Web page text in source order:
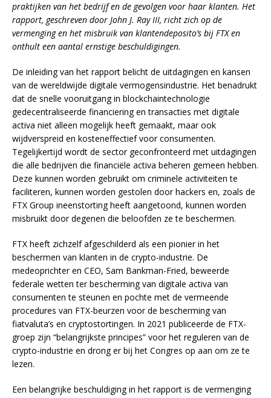
praktijken van het bedrijf en de gevolgen voor haar klanten. Het
rapport, geschreven door John J. Ray III, richt zich op de
vermenging en het misbruik van klantendeposito’s bij FTX en
onthult een aantal ernstige beschuldigingen.
De inleiding van het rapport belicht de uitdagingen en kansen
van de wereldwijde digitale vermogensindustrie. Het benadrukt
dat de snelle vooruitgang in blockchaintechnologie
gedecentraliseerde financiering en transacties met digitale
activa niet alleen mogelijk heeft gemaakt, maar ook
wijdverspreid en kosteneffectief voor consumenten.
Tegelijkertijd wordt de sector geconfronteerd met uitdagingen
die alle bedrijven die financiële activa beheren gemeen hebben.
Deze kunnen worden gebruikt om criminele activiteiten te
faciliteren, kunnen worden gestolen door hackers en, zoals de
FTX Group ineenstorting heeft aangetoond, kunnen worden
misbruikt door degenen die beloofden ze te beschermen.
FTX heeft zichzelf afgeschilderd als een pionier in het
beschermen van klanten in de crypto-industrie. De
medeoprichter en CEO, Sam Bankman-Fried, beweerde
federale wetten ter bescherming van digitale activa van
consumenten te steunen en pochte met de vermeende
procedures van FTX-beurzen voor de bescherming van
fiatvaluta’s en cryptostortingen. In 2021 publiceerde de FTX-
groep zijn “belangrijkste principes” voor het reguleren van de
crypto-industrie en drong er bij het Congres op aan om ze te
lezen.
Een belangrijke beschuldiging in het rapport is de vermenging